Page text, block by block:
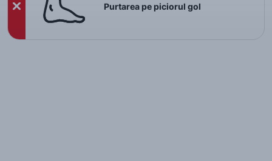
Purtarea pe piciorul gol